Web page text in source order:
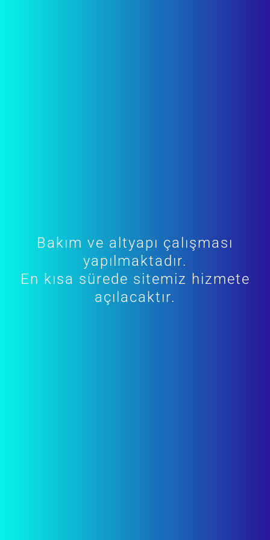
Bakım ve altyapı çalışması
yapılmaktadır.
En kısa sürede sitemiz hizmete
açılacaktır.